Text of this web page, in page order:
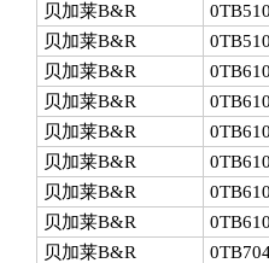
贝加莱B&R
贝加莱B&R
贝加莱B&R
贝加莱B&R
贝加莱B&R
贝加莱B&R
贝加莱B&R
贝加莱B&R
贝加莱B&R